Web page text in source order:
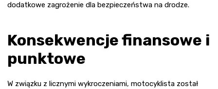
dodatkowe zagrożenie dla bezpieczeństwa na drodze.
Konsekwencje finansowe i
punktowe
W związku z licznymi wykroczeniami, motocyklista został